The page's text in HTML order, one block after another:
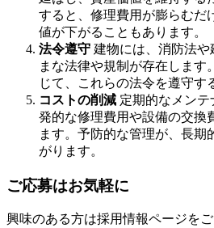
すると、修理費用が膨らむだ
値が下がることもあります。
法令遵守 建物には、消防法
まな法律や規制が存在します
じて、これらの法令を遵守す
コストの削減 定期的なメン
発的な修理費用や設備の交換
ます。予防的な管理が、長期
がります。
ご応募はお気軽に
興味のある方は採用情報ページを